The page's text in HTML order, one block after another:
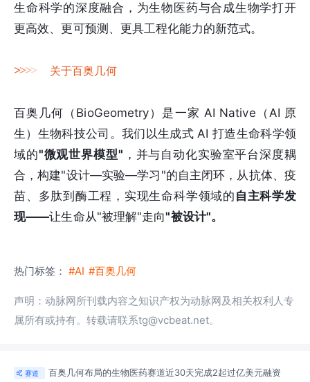
生命科学的深度融合，为生物医药与合成生物学打开
更高效、更可预测、更具工程化能力的新范式。
>>>> 关于百奥几何
百奥几何（BioGeometry）是一家 AI Native（AI 原
生）生物科技公司。我们以生成式 AI 打造生命科学领
域的"微观世界模型" ，并与自动化实验室平台深度耦
合，构建"设计—实验—学习"的自主闭环，从抗体、疫
苗、多肽到酶工程，实现生命科学领域的 自主科学发
现——让生命从"被理解"走向"被设计"。
热门标签： #AI #百奥几何
声明：动脉网所刊载内容之知识产权为动脉网及相关权利人专
属所有或持有。转载请联系tg@vcbeat.net。
 赛道
百奥几何布局的生物医药赛道近30天完成2起过亿美元融资